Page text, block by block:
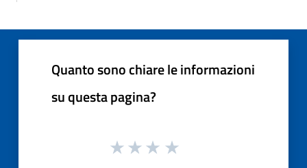
Quanto sono chiare le informazioni
su questa pagina?